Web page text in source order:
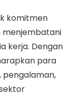
komitmen
menjembatani
kerja. Dengan
para
pengalaman,